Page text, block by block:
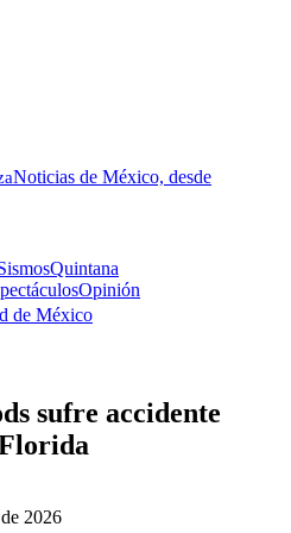
Noticias de México, desde
Quintana
Opinión
de México
sufre accidente
2026